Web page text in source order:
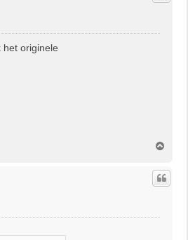
o
originele
h
o